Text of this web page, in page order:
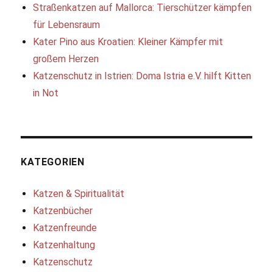
Straßenkatzen auf Mallorca: Tierschützer kämpfen
für Lebensraum
Kater Pino aus Kroatien: Kleiner Kämpfer mit
großem Herzen
Katzenschutz in Istrien: Doma Istria e.V. hilft Kitten
in Not
KATEGORIEN
Katzen & Spiritualität
Katzenbücher
Katzenfreunde
Katzenhaltung
Katzenschutz